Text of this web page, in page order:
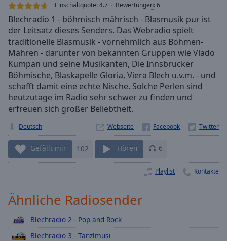
TypeLIVE
Seek to
live,
currently
behind
liveLIVE
Remaining
Time-
Rate
Chapters
Chapters
descriptions
off ,
selected
Einschaltquote:4.7 Bewertungen:6
Blechradio 1 - böhmisch mährisch - Blasmusik pur ist
der Leitsatz dieses Senders. Das Webradio spielt
traditionelle Blasmusik - vornehmlich aus Böhmen-
Mähren - darunter von bekannten Gruppen wie Vlado
Kumpan und seine Musikanten, Die Innsbrucker
Böhmische, Blaskapelle Gloria, Viera Blech u.v.m. - und
schafft damit eine echte Nische. Solche Perlen sind
heutzutage im Radio sehr schwer zu finden und
erfreuen sich großer Beliebtheit.
Deutsch Webseite
Gefällt mir 102 Hören 6
Playlist Kontakte
Ähnliche Radiosender
Blechradio 2 - Pop and Rock
Blechradio 3 - Tanzlmusi